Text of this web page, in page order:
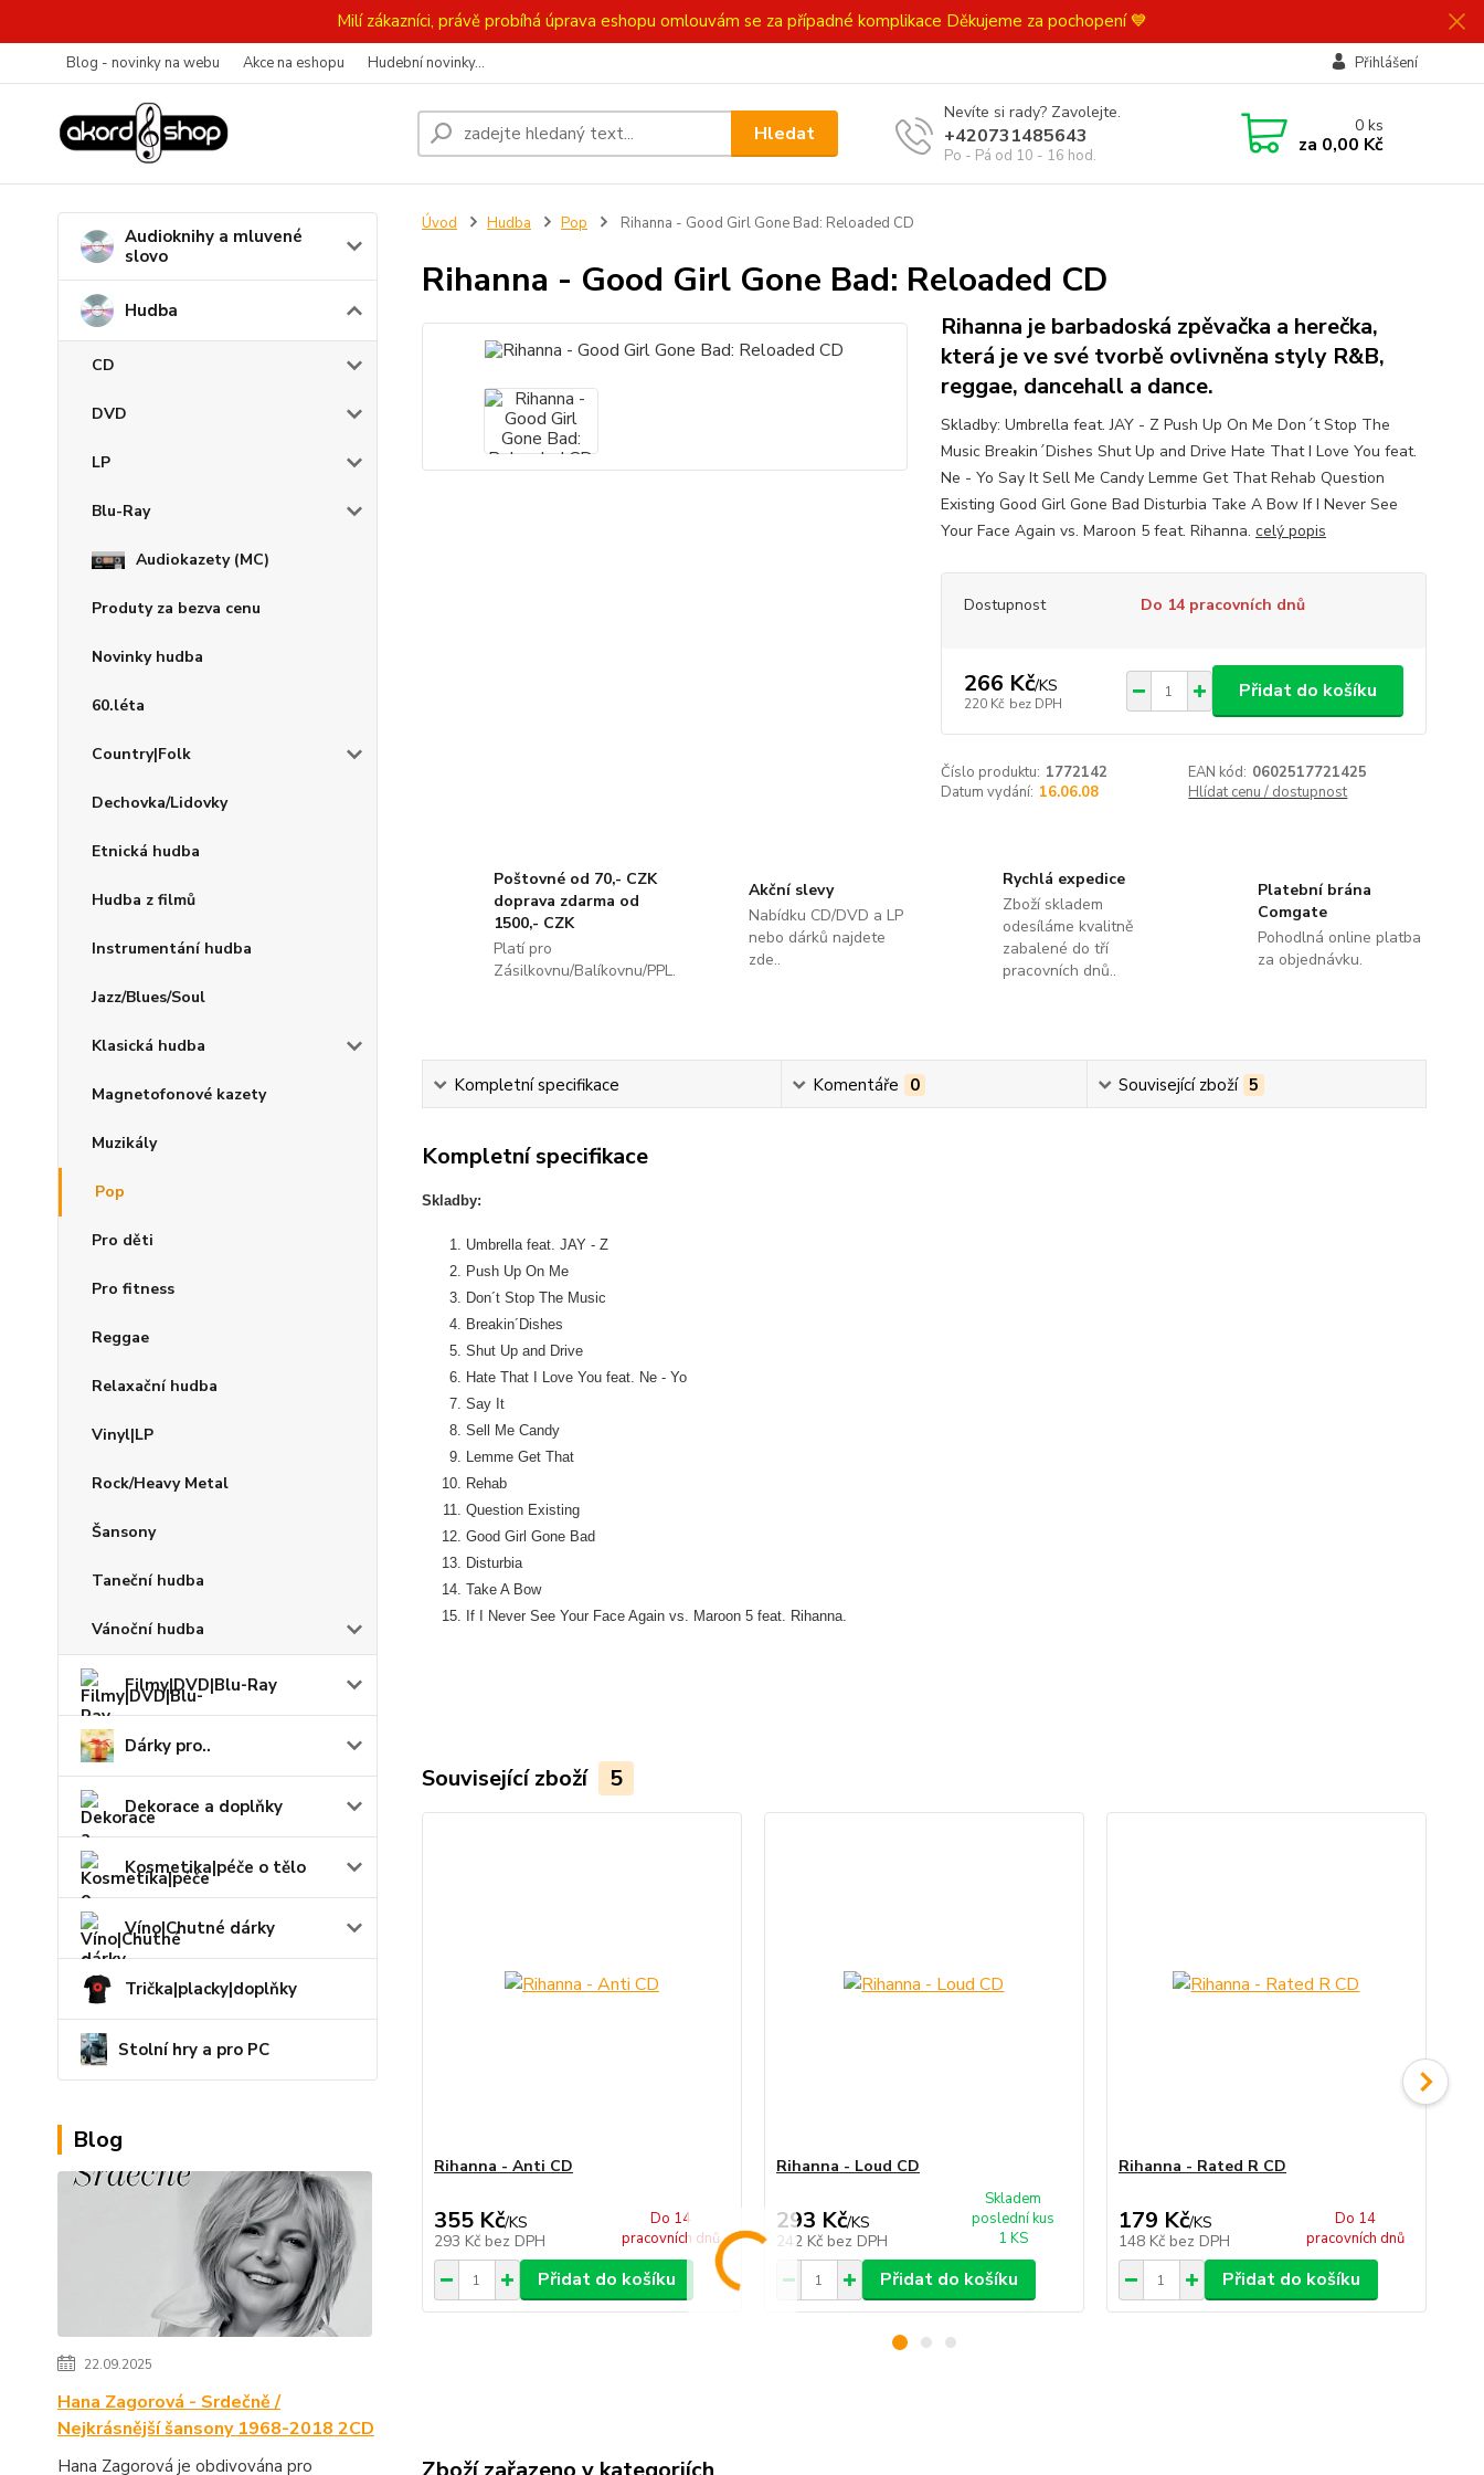
Milí zákazníci, právě probíhá úprava eshopu omlouvám se za případné komplikace Děkujeme za pochopení 💙
Blog - novinky na webu Akce na eshopu Hudební novinky... Přihlášení
Hledat
Nevíte si rady? Zavolejte.
+420731485643
Po - Pá od 10 - 16 hod.
0ks
za 0,00 Kč
Audioknihy a mluvené
slovo
Hudba
CD
DVD
LP
Blu-Ray
Audiokazety (MC)
Produty za bezva cenu
Novinky hudba
60.léta
Country|Folk
Dechovka/Lidovky
Etnická hudba
Hudba z filmů
Instrumentání hudba
Jazz/Blues/Soul
Klasická hudba
Magnetofonové kazety
Muzikály
Pop
Pro děti
Pro fitness
Reggae
Relaxační hudba
Vinyl|LP
Rock/Heavy Metal
Šansony
Taneční hudba
Vánoční hudba
Filmy|DVD|Blu-Ray
Dárky pro..
Dekorace a doplňky
Kosmetika|péče o tělo
Víno|Chutné dárky
Trička|placky|doplňky
Stolní hry a pro PC
Blog
22.09.2025
Hana Zagorová - Srdečně /
Nejkrásnější šansony 1968-2018 2CD
Hana Zagorová je obdivována pro
Úvod Hudba Pop Rihanna - Good Girl Gone Bad: Reloaded CD
Rihanna - Good Girl Gone Bad: Reloaded CD
Rihanna je barbadoská zpěvačka a herečka,
která je ve své tvorbě ovlivněna styly R&B,
reggae, dancehall a dance.
Skladby: Umbrella feat. JAY - Z Push Up On Me Don´t Stop The
Music Breakin´Dishes Shut Up and Drive Hate That I Love You feat.
Ne - Yo Say It Sell Me Candy Lemme Get That Rehab Question
Existing Good Girl Gone Bad Disturbia Take A Bow If I Never See
Your Face Again vs. Maroon 5 feat. Rihanna. celý popis
Dostupnost Do 14 pracovních dnů
266 Kč/KS
220 Kč bez DPH
Přidat do košíku
Číslo produktu: 1772142 EAN kód: 0602517721425
Datum vydání: 16.06.08 Hlídat cenu / dostupnost
Poštovné od 70,- CZK
doprava zdarma od
1500,- CZK
Platí pro
Zásilkovnu/Balíkovnu/PPL.
Akční slevy
Nabídku CD/DVD a LP
nebo dárků najdete
zde..
Rychlá expedice
Zboží skladem
odesíláme kvalitně
zabalené do tří
pracovních dnů..
Platební brána
Comgate
Pohodlná online platba
za objednávku.
Kompletní specifikace Komentáře 0 Související zboží 5
Kompletní specifikace
Skladby:
Umbrella feat. JAY - Z
Push Up On Me
Don´t Stop The Music
Breakin´Dishes
Shut Up and Drive
Hate That I Love You feat. Ne - Yo
Say It
Sell Me Candy
Lemme Get That
Rehab
Question Existing
Good Girl Gone Bad
Disturbia
Take A Bow
If I Never See Your Face Again vs. Maroon 5 feat. Rihanna.
Související zboží 5
Rihanna - Anti CD
355 Kč/KS
293 Kč bez DPH
Do 14
pracovních dnů
Přidat do košíku
Rihanna - Loud CD
293 Kč/KS
242 Kč bez DPH
Skladem
poslední kus
1 KS
Přidat do košíku
Rihanna - Rated R CD
179 Kč/KS
148 Kč bez DPH
Do 14
pracovních dnů
Přidat do košíku